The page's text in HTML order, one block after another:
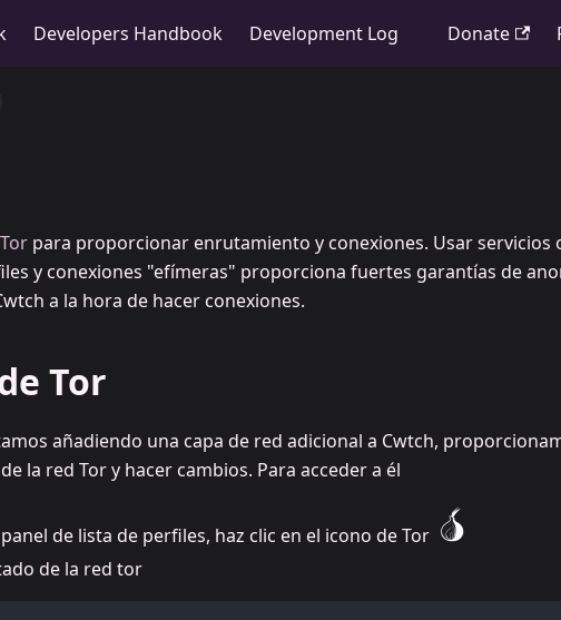
Developers Handbook Development Log Donate
Tor para proporcionar enrutamiento y conexiones. Usar servicios
y conexiones "efímeras" proporciona fuertes garantías de
a la hora de hacer conexiones.
Tor
añadiendo una capa de red adicional a Cwtch,
la red Tor y hacer cambios. Para acceder a él
de lista de perfiles, haz clic en el icono de Tor
de la red tor